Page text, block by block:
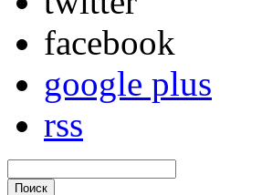
facebook
google plus
rss